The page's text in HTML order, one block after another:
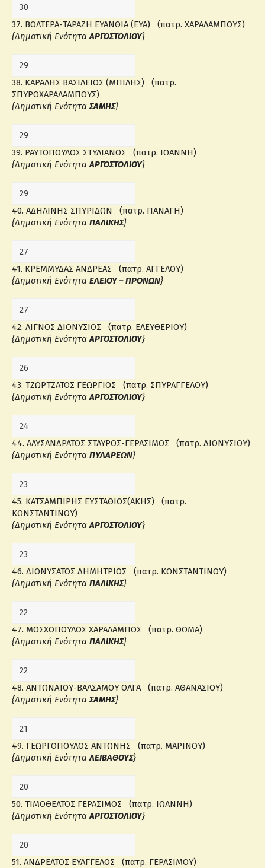
37. ΒΟΛΤΕΡΑ-ΤΑΡΑΖΗ ΕΥΑΝΘΙΑ (ΕΥΑ) (πατρ. ΧΑΡΑΛΑΜΠΟΥΣ)
{Δημοτική ΕνότηταΑΡΓΟΣΤΟΛΙΟΥ}
38. ΚΑΡΑΛΗΣ ΒΑΣΙΛΕΙΟΣ (ΜΠΙΛΗΣ) (πατρ.
ΣΠΥΡΟΧΑΡΑΛΑΜΠΟΥΣ)
{Δημοτική ΕνότηταΣΑΜΗΣ}
39. ΡΑΥΤΟΠΟΥΛΟΣ ΣΤΥΛΙΑΝΟΣ (πατρ. ΙΩΑΝΝΗ)
{Δημοτική ΕνότηταΑΡΓΟΣΤΟΛΙΟΥ}
40. ΑΔΗΛΙΝΗΣ ΣΠΥΡΙΔΩΝ (πατρ. ΠΑΝΑΓΗ)
{Δημοτική Ενότητα ΠΑΛΙΚΗΣ}
41. ΚΡΕΜΜΥΔΑΣ ΑΝΔΡΕΑΣ (πατρ. ΑΓΓΕΛΟΥ)
{Δημοτική Ενότητα ΕΛΕΙΟΥ – ΠΡΟΝΩΝ}
42. ΛΙΓΝΟΣ ΔΙΟΝΥΣΙΟΣ (πατρ. ΕΛΕΥΘΕΡΙΟΥ)
{Δημοτική ΕνότηταΑΡΓΟΣΤΟΛΙΟΥ}
43. ΤΖΩΡΤΖΑΤΟΣ ΓΕΩΡΓΙΟΣ (πατρ. ΣΠΥΡΑΓΓΕΛΟΥ)
{Δημοτική ΕνότηταΑΡΓΟΣΤΟΛΙΟΥ}
44. ΑΛΥΣΑΝΔΡΑΤΟΣ ΣΤΑΥΡΟΣ-ΓΕΡΑΣΙΜΟΣ (πατρ. ΔΙΟΝΥΣΙΟΥ)
{Δημοτική Ενότητα ΠΥΛΑΡΕΩΝ}
45. ΚΑΤΣΑΜΠΙΡΗΣ ΕΥΣΤΑΘΙΟΣ(ΑΚΗΣ) (πατρ.
ΚΩΝΣΤΑΝΤΙΝΟΥ)
{Δημοτική ΕνότηταΑΡΓΟΣΤΟΛΙΟΥ}
46. ΔΙΟΝΥΣΑΤΟΣ ΔΗΜΗΤΡΙΟΣ (πατρ. ΚΩΝΣΤΑΝΤΙΝΟΥ)
{Δημοτική Ενότητα ΠΑΛΙΚΗΣ}
47. ΜΟΣΧΟΠΟΥΛΟΣ ΧΑΡΑΛΑΜΠΟΣ (πατρ. ΘΩΜΑ)
{Δημοτική Ενότητα ΠΑΛΙΚΗΣ}
48. ΑΝΤΩΝΑΤΟΥ-ΒΑΛΣΑΜΟΥ ΟΛΓΑ (πατρ. ΑΘΑΝΑΣΙΟΥ)
{Δημοτική ΕνότηταΣΑΜΗΣ}
49. ΓΕΩΡΓΟΠΟΥΛΟΣ ΑΝΤΩΝΗΣ (πατρ. ΜΑΡΙΝΟΥ)
{Δημοτική ΕνότηταΛΕΙΒΑΘΟΥΣ}
50. ΤΙΜΟΘΕΑΤΟΣ ΓΕΡΑΣΙΜΟΣ (πατρ. ΙΩΑΝΝΗ)
{Δημοτική ΕνότηταΑΡΓΟΣΤΟΛΙΟΥ}
51. ΑΝΔΡΕΑΤΟΣ ΕΥΑΓΓΕΛΟΣ (πατρ. ΓΕΡΑΣΙΜΟΥ)